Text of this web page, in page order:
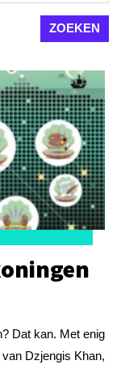
Dat kan. Met enig
Dzjengis Khan,